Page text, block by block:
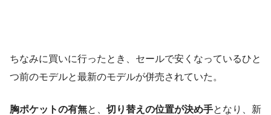
ちなみに買いに行ったとき、セールで安くなっているひと
つ前のモデルと最新のモデルが併売されていた。
胸ポケットの有無と、 切り替えの位置が決め手となり、新